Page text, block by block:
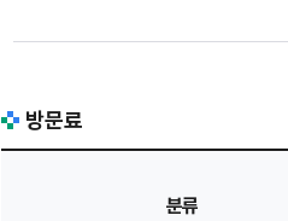
방문료
방문료 안내 - 분류, 건강보험수가, 본인부담액(말기암(5%), 비암(20%)), 가산수가 적용상황 정보 제공
분류